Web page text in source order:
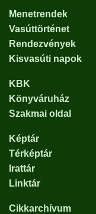
Menetrendek
Vasúttörténet
Rendezvények
Kisvasúti napok
KBK
Könyváruház
Szakmai oldal
Képtár
Térképtár
Irattár
Linktár
Cikkarchívum